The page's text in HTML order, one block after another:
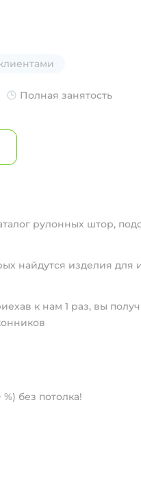
Полная занятость
рулонных штор,
найдутся изделия для
к нам 1 раз, вы
без потолка!